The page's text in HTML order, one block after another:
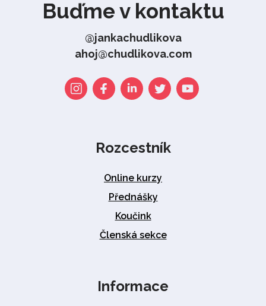
Buďme v kontaktu
@jankachudlikova
ahoj@chudlikova.com
Rozcestník
Online kurzy
Přednášky
Koučink
Členská sekce
Informace